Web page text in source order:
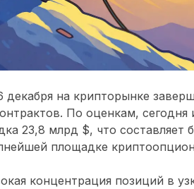
декабря на крипторынке
По оценкам, сегодня
23,8 млрд $, что составляет
площадке
концентрация позиций в